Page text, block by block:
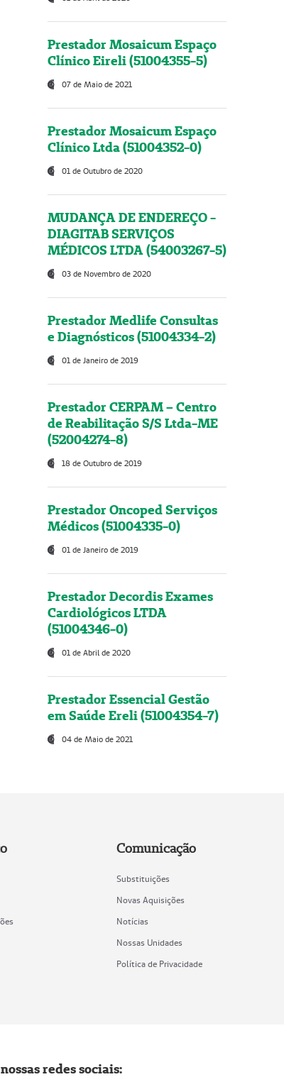
Prestador Mosaicum Espaço
Clínico Eireli (51004355-5)
07 de Maio de 2021
Prestador Mosaicum Espaço
Clínico Ltda (51004352-0)
01 de Outubro de 2020
MUDANÇA DE ENDEREÇO -
DIAGITAB SERVIÇOS
MÉDICOS LTDA (54003267-5)
03 de Novembro de 2020
Prestador Medlife Consultas
e Diagnósticos (51004334-2)
01 de Janeiro de 2019
Prestador CERPAM – Centro
de Reabilitação S/S Ltda-ME
(52004274-8)
18 de Outubro de 2019
Prestador Oncoped Serviços
Médicos (51004335-0)
01 de Janeiro de 2019
Prestador Decordis Exames
Cardiológicos LTDA
(51004346-0)
01 de Abril de 2020
Prestador Essencial Gestão
em Saúde Ereli (51004354-7)
04 de Maio de 2021
Comunicação
Substituições
Novas Aquisições
Notícias
Nossas Unidades
Política de Privacidade
redes sociais: